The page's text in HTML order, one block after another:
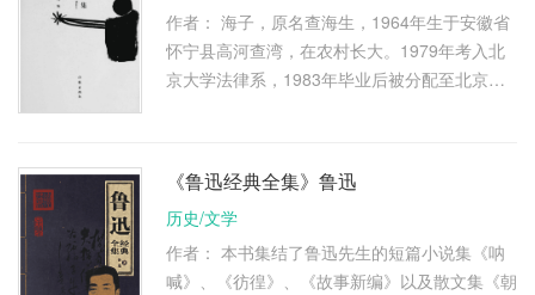
作者： 海子，原名查海生，1964年生于安徽省
怀宁县高河查湾，在农村长大。1979年考入北
京大学法律系，1983年毕业后被分配至北京中
《鲁迅经典全集》鲁迅
历史/文学
作者： 本书集结了鲁迅先生的短篇小说集《呐
喊》、《彷徨》、《故事新编》以及散文集《朝